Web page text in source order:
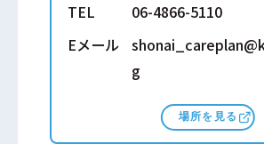
TEL
06-4866-5110
Eメール
g
場所を見る